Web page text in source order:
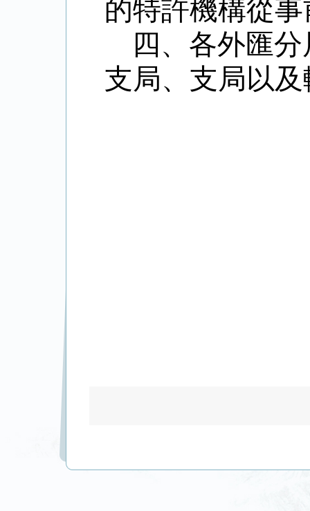
的特許機構從
四、各外匯
支局、支局以